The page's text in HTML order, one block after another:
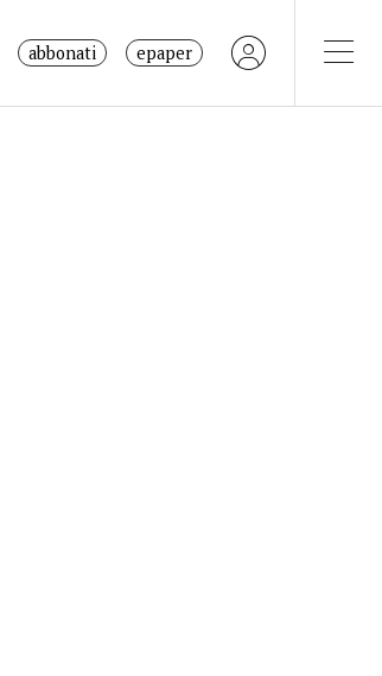
abbonati epaper